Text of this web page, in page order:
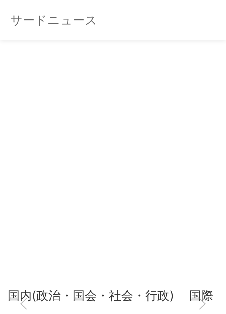
サードニュース
国内(政治・国会・社会・行政) 国際